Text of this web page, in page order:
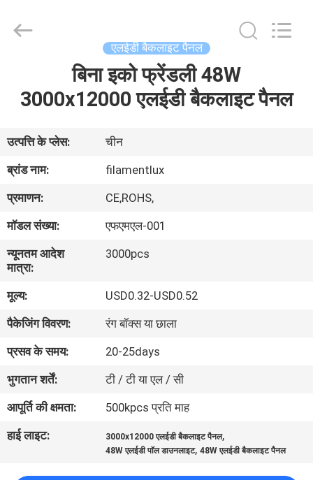
हमारे
बारे
कारखाना
गुणवत्ता
नियंत्रण
संपर्क
करें
Technology
एलईडी बैकलाइट पैनल
बिना इको फ्रेंडली 48W
3000x12000 एलईडी बैकलाइट पैनल
उत्पत्ति के प्लेस:
चीन
ब्रांड नाम:
filamentlux
प्रमाणन:
CE,ROHS,
मॉडल संख्या:
एफएमएल-001
न्यूनतम आदेश
मात्रा:
3000pcs
मूल्य:
USD0.32-USD0.52
पैकेजिंग विवरण:
रंग बॉक्स या छाला
प्रसव के समय:
20-25days
भुगतान शर्तें:
टी / टी या एल / सी
आपूर्ति की क्षमता:
500kpcs प्रति माह
हाई लाइट:
3000x12000 एलईडी बैकलाइट पैनल,
48W एलईडी पाॅल डाउनलाइट,48W एलईडी बैकलाइट पैनल